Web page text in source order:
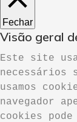
Fechar
Visão geral
Este site
necessários
usamos
navegador
cookies